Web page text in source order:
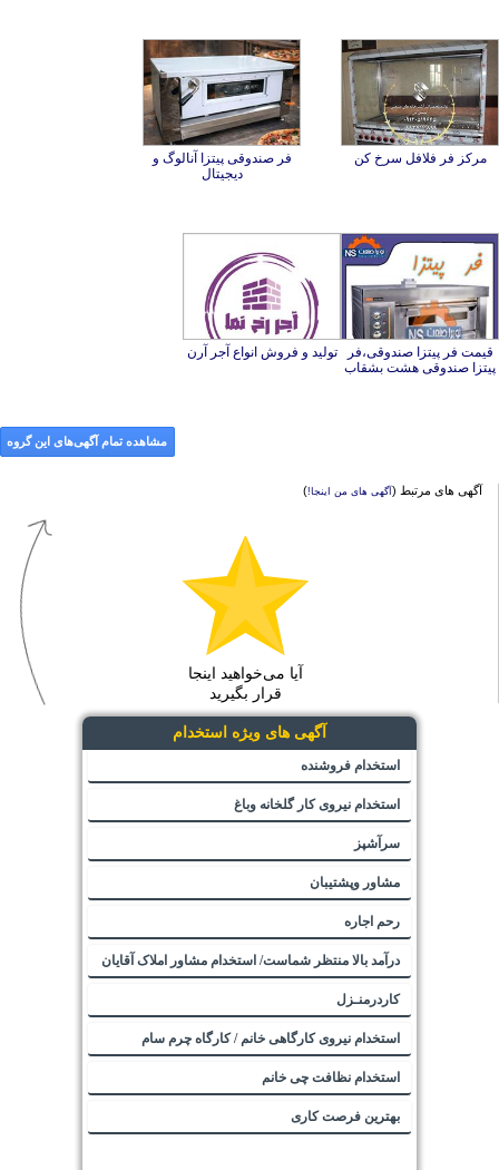
مرکز فر فلافل سرخ کن
فر صندوقی پیتزا آنالوگ و
دیجیتال
قیمت فر پیتزا صندوقی،فر
پیتزا صندوقی هشت بشقاب
تولید و فروش انواع آجر آرن
مشاهده تمام آگهی‌های این گروه
آگهی های مرتبط (آگهی های من اینجا!)
آیا می‌خواهید اینجا
قرار بگیرید
آگهی های ویژه استخدام
استخدام فروشنده
استخدام نیروی کار گلخانه وباغ
سرآشپز
مشاور وپشتیبان
رحم اجاره
درآمد بالا منتظر شماست/ استخدام مشاور املاک آقایان
کاردرمنـزل
استخدام نیروی کارگاهی خانم / کارگاه چرم سام
استخدام نظافت چی خانم
بهترین فرصت کاری